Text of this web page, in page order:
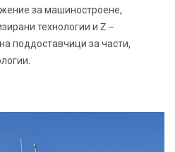
за машиностроене,
технологии и Z –
поддоставчици за части,